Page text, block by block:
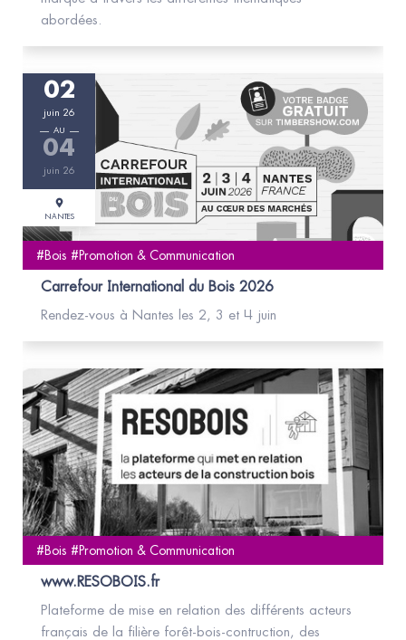
abordées.
02
juin 26
AU
04
juin 26
NANTES
#Bois #Promotion & Communication
Carrefour International du Bois 2026
Rendez-vous à Nantes les 2, 3 et 4 juin
#Bois #Promotion & Communication
www.RESOBOIS.fr
Plateforme de mise en relation des différents acteurs
français de la filière forêt-bois-contruction, des